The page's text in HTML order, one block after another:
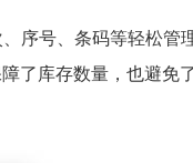
序号、条码等轻松管
了库存数量，也避免